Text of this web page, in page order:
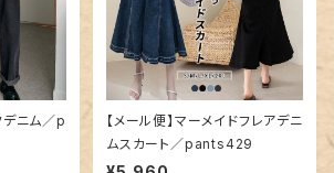
デニム／p
【メール便】マーメイドフレアデニ
ムスカート／pants429